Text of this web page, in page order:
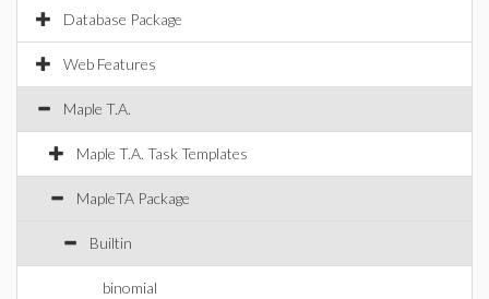
Database Package
Web Features
Maple T.A.
Maple T.A. Task Templates
MapleTA Package
Builtin
binomial